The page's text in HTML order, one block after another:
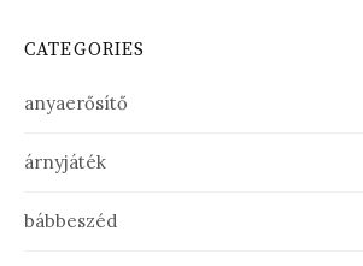
CATEGORIES
anyaerősítő
árnyjáték
bábbeszéd